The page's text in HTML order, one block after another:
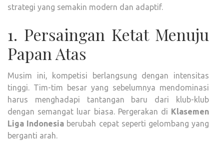
strategi yang semakin modern dan adaptif.
1. Persaingan Ketat Menuju
Papan Atas
Musim ini, kompetisi berlangsung dengan intensitas
tinggi. Tim-tim besar yang sebelumnya mendominasi
harus menghadapi tantangan baru dari klub-klub
dengan semangat luar biasa. Pergerakan di Klasemen
Liga Indonesia berubah cepat seperti gelombang yang
berganti arah.